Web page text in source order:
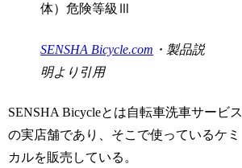
体）危険等級Ⅲ
SENSHA Bicycle.com ・製品説
明より引用
SENSHA Bicycleとは自転車洗車サービス
の実店舗であり、そこで使っているケミ
カルを販売している。